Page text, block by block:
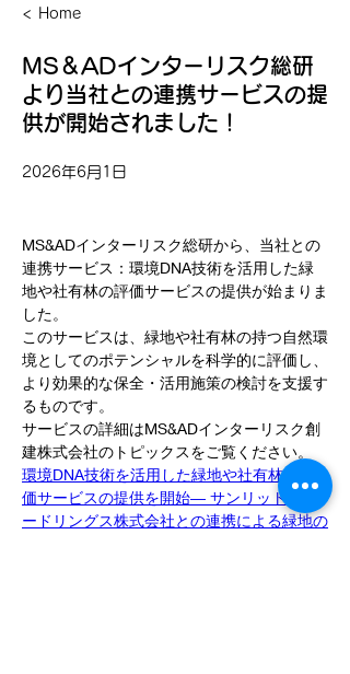
< Home
MS＆ADインターリスク総研
より当社との連携サービスの提
供が開始されました！
2026年6月1日
MS&ADインターリスク総研から、当社との
連携サービス：環境DNA技術を活用した緑
地や社有林の評価サービスの提供が始まりま
した。
このサービスは、緑地や社有林の持つ自然環
境としてのポテンシャルを科学的に評価し、
より効果的な保全・活用施策の検討を支援す
るものです。
サービスの詳細はMS&ADインターリスク創
建株式会社のトピックスをご覧ください。
環境DNA技術を活用した緑地や社有林の評
価サービスの提供を開始― サンリット・シ
ードリングス株式会社との連携による緑地の